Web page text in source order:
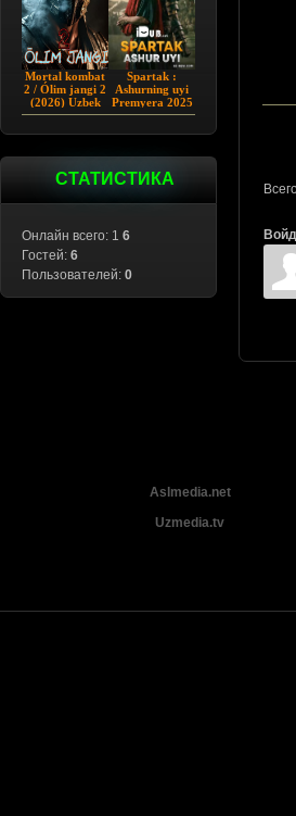
Mortal kombat
2 / Ólim jangi 2
(2026) Uzbek
tilida
Spartak :
Ashurning uyi
Premyera 2025
Barcha qismlar
СТАТИСТИКА
Онлайн всего: 1 6
Гостей: 6
Пользователей: 0
Aslmedia.net
Uzmedia.tv